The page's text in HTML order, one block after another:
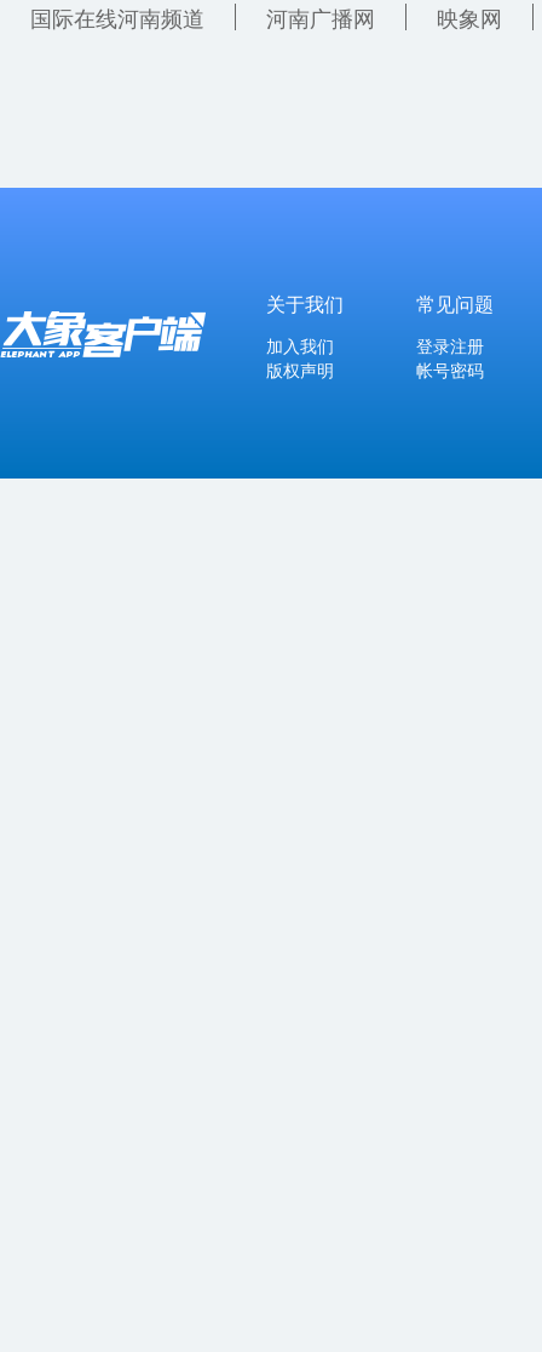
国际在线河南频道
河南广播网 映象网
关于我们
加入我们
版权声明
常见问题
登录注册
帐号密码